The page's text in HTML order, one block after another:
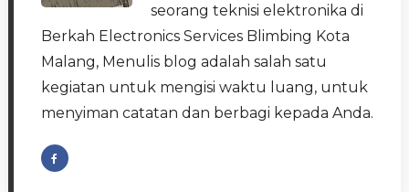
seorang teknisi elektronika di
Berkah Electronics Services Blimbing Kota
Malang, Menulis blog adalah salah satu
kegiatan untuk mengisi waktu luang, untuk
menyiman catatan dan berbagi kepada Anda.